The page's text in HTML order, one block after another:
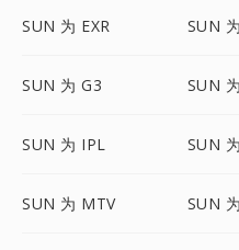
SUN 为 EXR SUN
SUN 为 G3 SUN
SUN 为 IPL SUN
SUN 为 MTV SUN